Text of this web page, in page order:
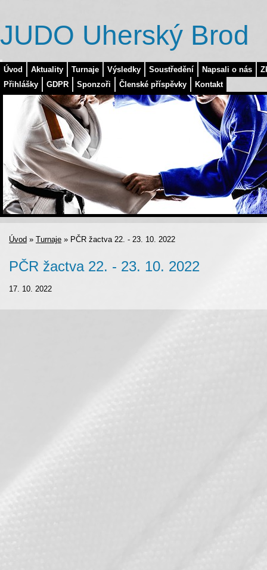
Úvod Aktuality Turnaje Výsledky Soustředění Napsali o nás
Přihlášky
GDPR Sponzoři Členské příspěvky Kontakt
JUDO Uherský Brod
Úvod » Turnaje » PČR žactva 22. - 23. 10. 2022
PČR žactva 22. - 23. 10. 2022
17. 10. 2022